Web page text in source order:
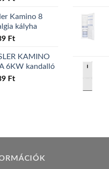
Kamino 8
kályha
Ft
KAMINO
6KW kandalló
Ft